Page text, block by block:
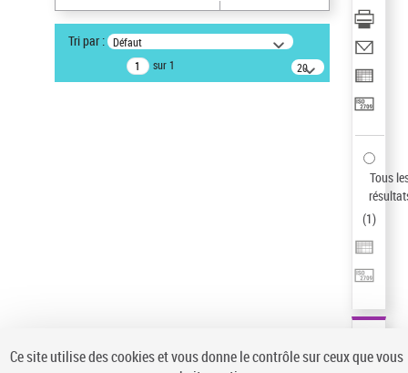
Type de notice d'autorité
Tri par : Défaut
sur 1
20
résultats/page
Tous
(1)
Ce site utilise des cookies et vous donne le contrôle sur ceux que vous